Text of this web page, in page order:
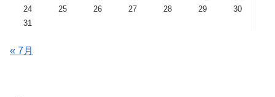
24
25 26 27 28 29
30
31
« 7月